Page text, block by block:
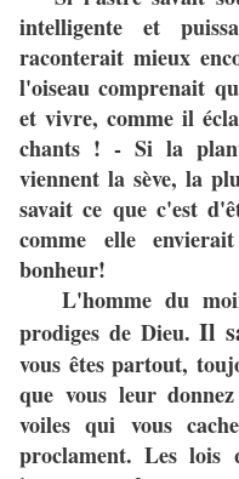
intelligente et
raconterait mieux
l'oiseau comprenait
et vivre, comme il
chants ! - Si la
viennent la sève, la
savait ce que c'est
comme elle
bonheur!
L'homme du
prodiges de Dieu.Il
vous êtes partout,
que vous leur
voiles qui vous
proclament. Les lois